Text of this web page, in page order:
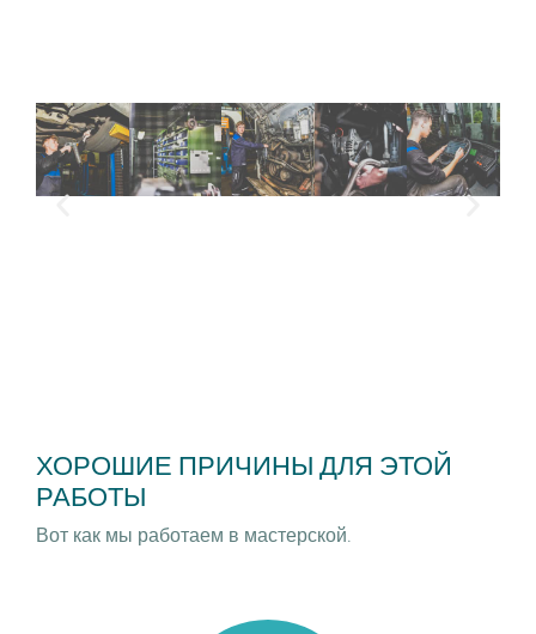
ХОРОШИЕ ПРИЧИНЫ ДЛЯ ЭТОЙ
РАБОТЫ
Вот как мы работаем в мастерской.